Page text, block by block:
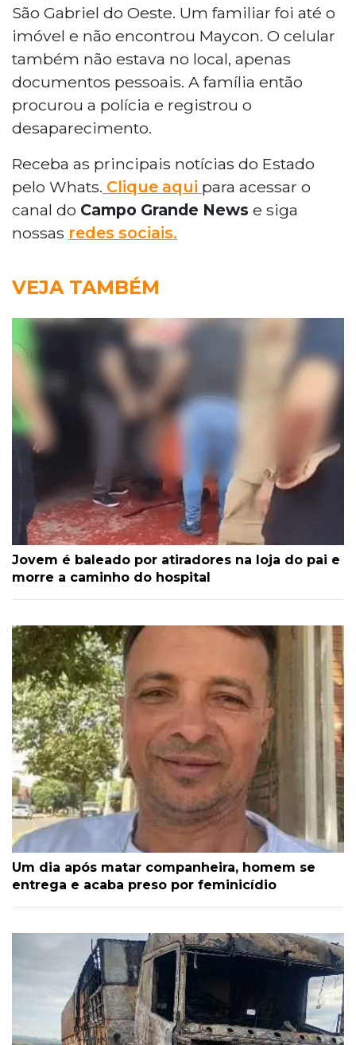
São Gabriel do Oeste. Um familiar foi até o
imóvel e não encontrou Maycon. O celular
também não estava no local, apenas
documentos pessoais. A família então
procurou a polícia e registrou o
desaparecimento.
Receba as principais notícias do Estado
pelo Whats. Clique aqui para acessar o
canal do Campo Grande News e siga
nossas redes sociais.
VEJA TAMBÉM
Jovem é baleado por atiradores na loja do pai e
morre a caminho do hospital
Um dia após matar companheira, homem se
entrega e acaba preso por feminicídio